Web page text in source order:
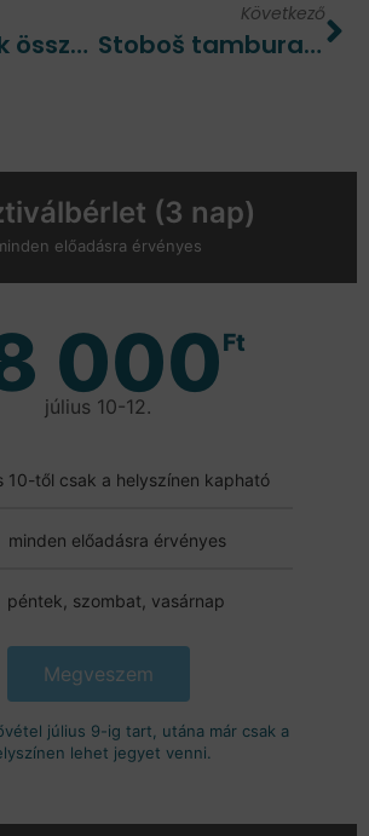
„Adódjatok össze” – Török Máté szólókoncertje
Következő
Stoboš tamburazenekar
(3 nap)
előadásra érvényes
000Ft
július 10-12.
10-től csak a helyszínen kapható
minden előadásra érvényes
péntek, szombat, vasárnap
Megveszem
július 9-ig tart, utána már csak a
lehet jegyet venni.